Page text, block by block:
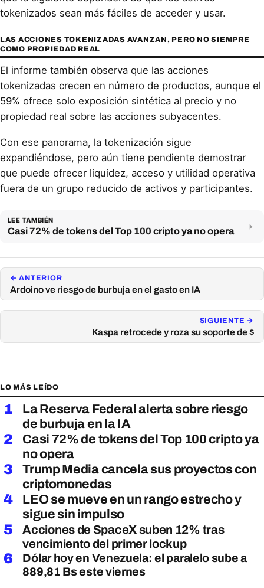
tokenizados sean más fáciles de acceder y usar.
LAS ACCIONES TOKENIZADAS AVANZAN, PERO NO SIEMPRE
COMO PROPIEDAD REAL
El informe también observa que las acciones
tokenizadas crecen en número de productos, aunque el
59% ofrece solo exposición sintética al precio y no
propiedad real sobre las acciones subyacentes.
Con ese panorama, la tokenización sigue
expandiéndose, pero aún tiene pendiente demostrar
que puede ofrecer liquidez, acceso y utilidad operativa
fuera de un grupo reducido de activos y participantes.
LEE TAMBIÉN
Casi 72% de tokens del Top 100 cripto ya no opera
← ANTERIOR
Ardoino ve riesgo de burbuja en el gasto en IA
SIGUIENTE →
Kaspa retrocede y roza su soporte de $
LO MÁS LEÍDO
1
La Reserva Federal alerta sobre riesgo
de burbuja en la IA
2
Casi 72% de tokens del Top 100 cripto ya
no opera
3
Trump Media cancela sus proyectos con
criptomonedas
4
LEO se mueve en un rango estrecho y
sigue sin impulso
5
Acciones de SpaceX suben 12% tras
vencimiento del primer lockup
6
Dólar hoy en Venezuela: el paralelo sube a
889,81 Bs este viernes